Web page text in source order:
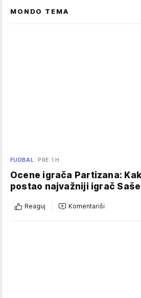
MONDO TEMA
FUDBAL PRE 1 H
Ocene igrača Partizana:
postao najvažniji igrač
Reaguj Komentariši